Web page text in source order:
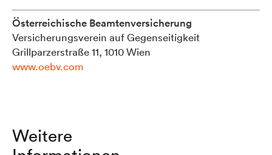
Österreichische Beamtenversicherung
Versicherungsverein auf Gegenseitigkeit
Grillparzerstraße 11, 1010 Wien
www.oebv.com
Weitere